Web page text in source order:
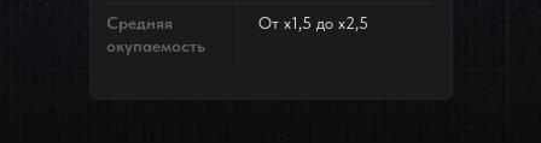
От х1,5 до х2,5
Средняя
окупаемость